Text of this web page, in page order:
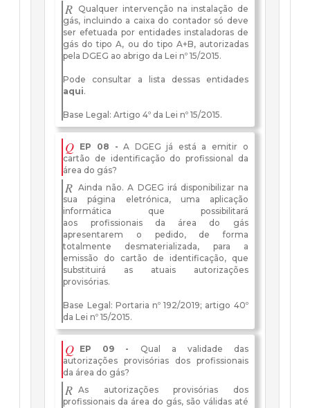
R Qualquer intervenção na instalação de
gás, incluindo a caixa do contador só deve
ser efetuada por entidades instaladoras de
gás do tipo A, ou do tipo A+B, autorizadas
pela DGEG ao abrigo da Lei nº 15/2015.
Pode consultar a lista dessas entidades
aqui.
Base Legal: Artigo 4º da Lei nº 15/2015.
Q EP 08 - A DGEG já está a emitir o
cartão de identificação do profissional da
área do gás?
R Ainda não. A DGEG irá disponibilizar na
sua página eletrónica, uma aplicação
informática que possibilitará
aos profissionais da área do gás
apresentarem o pedido, de forma
totalmente desmaterializada, para a
emissão do cartão de identificação, que
substituirá as atuais autorizações
provisórias.
Base Legal: Portaria nº 192/2019; artigo 40º
da Lei nº 15/2015.
Q EP 09 - Qual a validade das
autorizações provisórias dos profissionais
da área do gás?
R As autorizações provisórias dos
profissionais da área do gás, são válidas até